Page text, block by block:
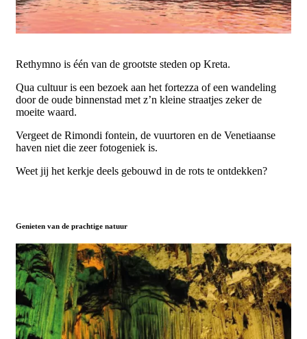
Rethymno is één van de grootste steden op Kreta.
Qua cultuur is een bezoek aan het fortezza of een wandeling
door de oude binnenstad met z’n kleine straatjes zeker de
moeite waard.
Vergeet de Rimondi fontein, de vuurtoren en de Venetiaanse
haven niet die zeer fotogeniek is.
Weet jij het kerkje deels gebouwd in de rots te ontdekken?
Genieten van de prachtige natuur